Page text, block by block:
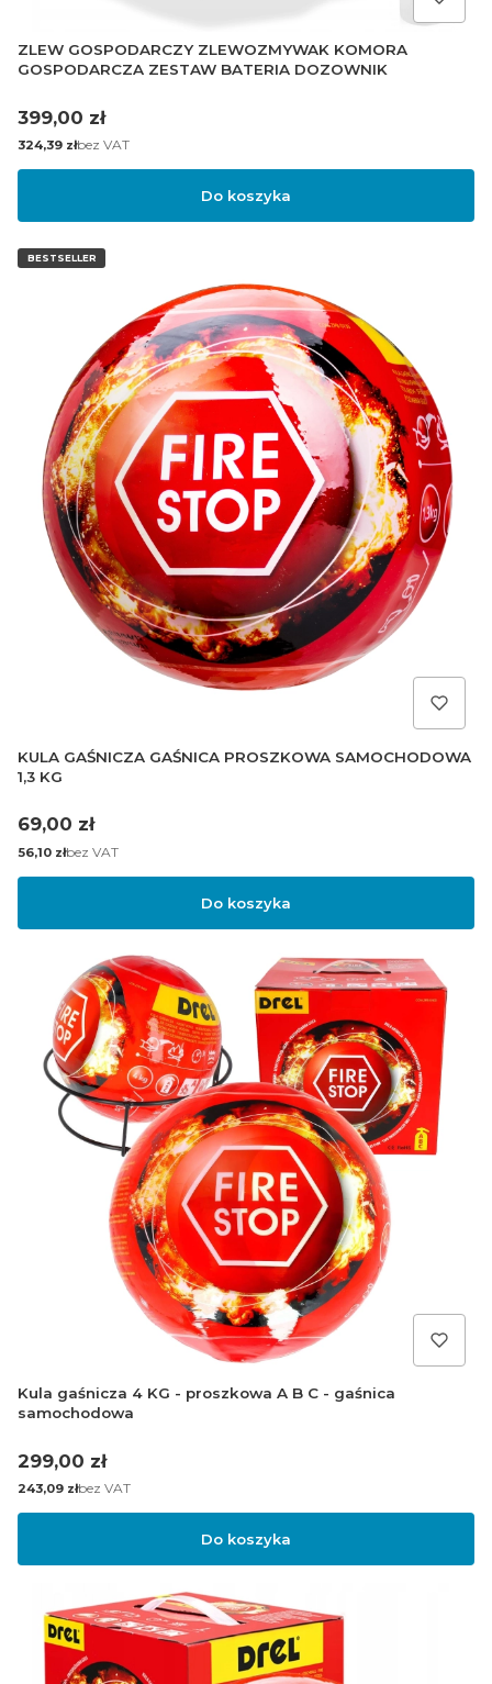
ZLEW GOSPODARCZY ZLEWOZMYWAK KOMORA
GOSPODARCZA ZESTAW BATERIA DOZOWNIK
Cena
399,00 zł
Cena
324,39 złbez VAT
Do koszyka
BESTSELLER
KULA GAŚNICZA GAŚNICA PROSZKOWA SAMOCHODOWA
1,3 KG
Cena
69,00 zł
Cena
56,10 złbez VAT
Do koszyka
Kula gaśnicza 4 KG - proszkowa A B C - gaśnica
samochodowa
Cena
299,00 zł
Cena
243,09 złbez VAT
Do koszyka